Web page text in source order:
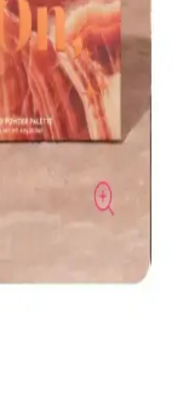
Renk
renk düzelticiler ile
uygulama
alınıyor.
ve
alanları ve
nedenlerini